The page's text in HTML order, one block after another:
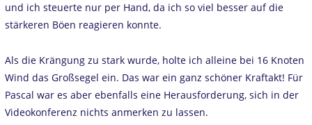
und ich steuerte nur per Hand, da ich so viel besser auf die
stärkeren Böen reagieren konnte.
Als die Krängung zu stark wurde, holte ich alleine bei 16 Knoten
Wind das Großsegel ein. Das war ein ganz schöner Kraftakt! Für
Pascal war es aber ebenfalls eine Herausforderung, sich in der
Videokonferenz nichts anmerken zu lassen.